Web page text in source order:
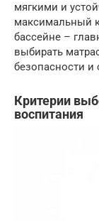
мягкими и
максимальный
бассейне –
выбирать
безопасности и
Критерии
воспитания